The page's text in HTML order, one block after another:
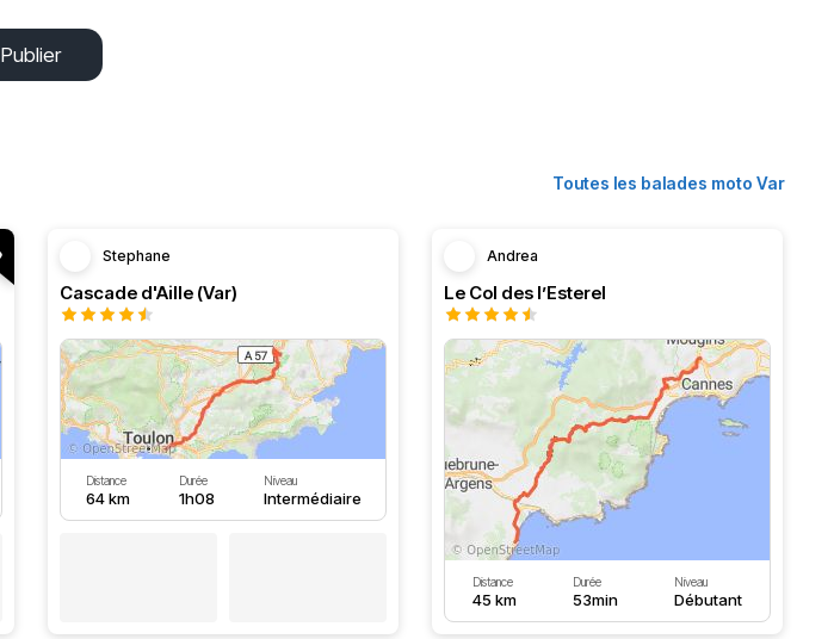
Publier
Toutes les balades moto Var
Stephane
Cascade d'Aille (Var)
Distance
64 km
Durée
1h08
Niveau
Intermédiaire
Andrea
Le Col des l’Esterel
Distance
45 km
Durée
53min
Niveau
Débutant